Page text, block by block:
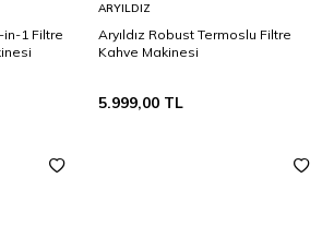
1 Filtre
ARYILDIZ
Aryıldız Robust Termoslu Filtre
Kahve Makinesi
5.999,00 TL